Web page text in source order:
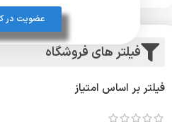
عضویت در
فیلتر های فروشگاه
فیلتر بر اساس امتیاز